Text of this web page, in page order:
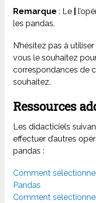
Remarque : Le
les pandas.
N’hésitez pas à
vous le souhaitez
correspondances de
souhaitez.
Ressources
Les didacticiels
effectuer d’autres
pandas :
Comment
Pandas
Comment